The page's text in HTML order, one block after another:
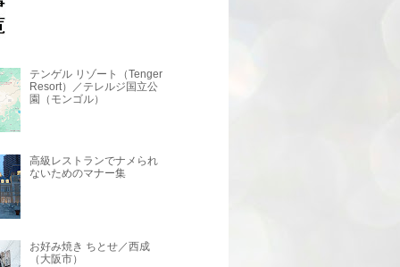
テンゲル リゾート（Tenger
Resort）／テレルジ国立公
園（モンゴル）
高級レストランでナメられ
ないためのマナー集
お好み焼き ちとせ／西成
（大阪市）